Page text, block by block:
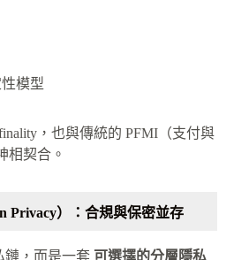
模型
，也與傳統的 PFMI（支付與
相契合。
Privacy）：合規與保密並存
鏈，而是一套 可選擇的分層隱私